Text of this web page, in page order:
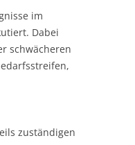
im
Dabei
schwächeren
zuständigen